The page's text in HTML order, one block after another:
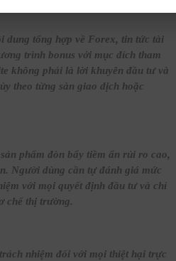
dung tổng hợp về Forex, tin tức tài
trình bonus với mục đích tham
không phải là lời khuyên đầu tư và
theo từng sàn giao dịch hoặc
phẩm đòn bẩy tiềm ẩn rủi ro cao,
Người dùng cần tự đánh giá mức
với mọi quyết định đầu tư và chỉ
chế thị trường.
nhiệm đối với mọi thiệt hại trực